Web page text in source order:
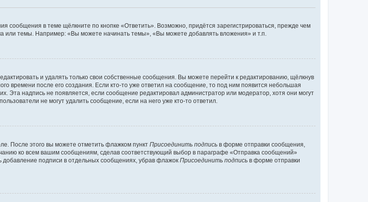
в теме щёлкните по кнопке «Ответить». Возможно, придётся зарегистрироваться, прежде чем
или темы. Например: «Вы можете начинать темы», «Вы можете добавлять вложения» и т.п.
и удалять только свои собственные сообщения. Вы можете перейти к редактированию, щёлкнув
времени после его создания. Если кто-то уже ответил на сообщение, то под ним появится небольшая
Эта надпись не появляется, если сообщение редактировал администратор или модератор, хотя они могут
не могут удалить сообщение, если на него уже кто-то ответил.
После этого вы можете отметить флажком пункт Присоединить подпись в форме отправки сообщения,
ко всем вашим сообщениям, сделав соответствующий выбор в параграфе «Отправка сообщений»
подписи в отдельных сообщениях, убрав флажок Присоединить подпись в форме отправки